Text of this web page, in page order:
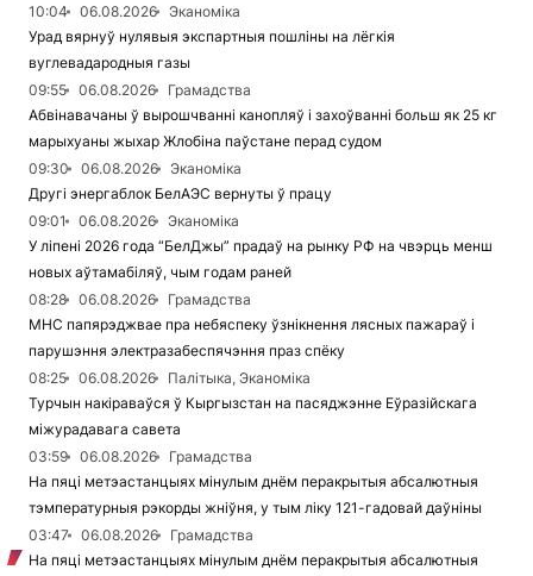
10:04
06.08.2026
Эканоміка
Урад вярнуў нулявыя экспартныя пошліны на лёгкія
вуглевадародныя газы
09:55
06.08.2026
Грамадства
Абвінавачаны ў вырошчванні канопляў і захоўванні больш як 25 кг
марыхуаны жыхар Жлобіна паўстане перад судом
09:30
06.08.2026
Эканоміка
Другі энергаблок БелАЭС вернуты ў працу
09:01
06.08.2026
Эканоміка
У ліпені 2026 года “БелДжы” прадаў на рынку РФ на чвэрць менш
новых аўтамабіляў, чым годам раней
08:28
06.08.2026
Грамадства
МНС папярэджвае пра небяспеку ўзнікнення лясных пажараў і
парушэння электразабеспячэння праз спёку
08:25
06.08.2026
Палітыка, Эканоміка
Турчын накіраваўся ў Кыргызстан на пасяджэнне Еўразійскага
міжурадавага савета
03:59
06.08.2026
Грамадства
На пяці метэастанцыях мінулым днём перакрытыя абсалютныя
тэмпературныя рэкорды жніўня, у тым ліку 121-гадовай даўніны
03:47
06.08.2026
Грамадства
На пяці метэастанцыях мінулым днём перакрытыя абсалютныя